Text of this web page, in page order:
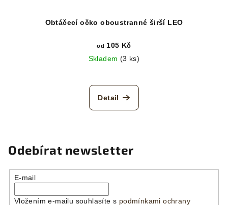
Obtáčecí očko oboustranné širší LEO
od 105 Kč
Skladem (3 ks)
Detail
Odebírat newsletter
E-mail
Vložením e-mailu souhlasíte s podmínkami ochrany